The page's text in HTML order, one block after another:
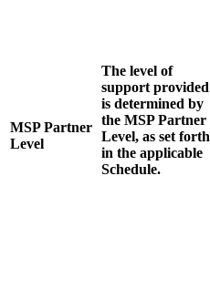
MSP Partner
Level
The level of
support provided
is determined by
the MSP Partner
Level, as set forth
in the applicable
Schedule.